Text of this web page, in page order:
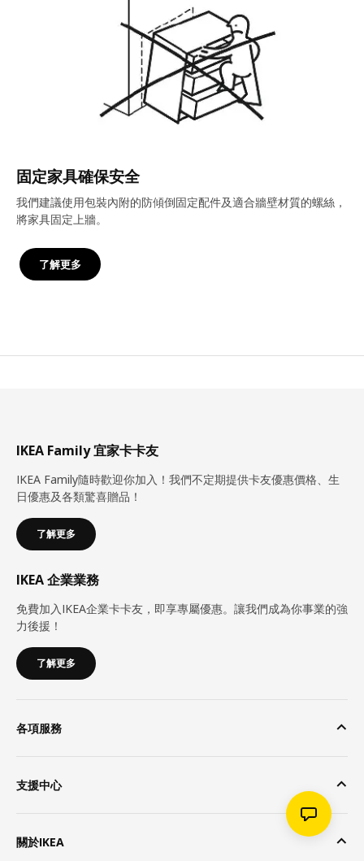
固定家具確保安全
我們建議使用包裝內附的防傾倒固定配件及適合牆壁材質的螺絲，
將家具固定上牆。
了解更多
IKEA Family 宜家卡卡友
IKEA Family隨時歡迎你加入！我們不定期提供卡友優惠價格、生
日優惠及各類驚喜贈品！
了解更多
IKEA 企業業務
免費加入IKEA企業卡卡友，即享專屬優惠。讓我們成為你事業的強
力後援！
了解更多
各項服務
支援中心
關於IKEA